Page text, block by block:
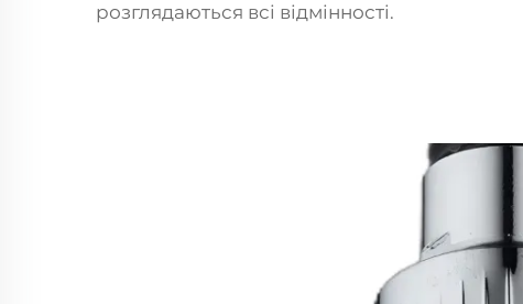
розглядаються всі відмінності.